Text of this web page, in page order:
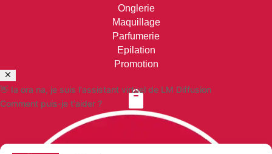
Onglerie
Maquillage
Parfumerie
Epilation
Promotion

VOS COMMANDES
👋 Ia ora na, je suis l'assistant virtuel de LM Diffusion
Comment puis-je t'aider ?